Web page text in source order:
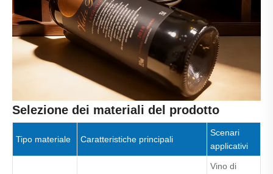
Selezione dei materiali del prodotto
Tipo materiale Caratteristiche principali
Scenari
applicativi
Vino di